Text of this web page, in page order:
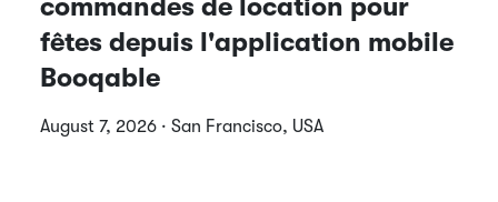
commandes de location pour
fêtes depuis l'application mobile
Booqable
August 7, 2026 · San Francisco, USA